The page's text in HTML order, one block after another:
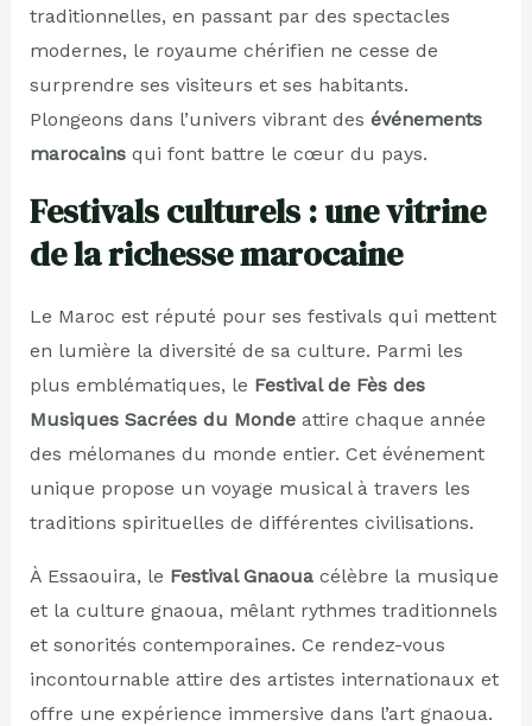
traditionnelles, en passant par des spectacles
modernes, le royaume chérifien ne cesse de
surprendre ses visiteurs et ses habitants.
Plongeons dans l’univers vibrant des événements
marocainsqui font battre le cœur du pays.
Festivals culturels : une vitrine
de la richesse marocaine
Le Maroc est réputé pour ses festivals qui mettent
en lumière la diversité de sa culture. Parmi les
plus emblématiques, le Festival de Fès des
Musiques Sacrées du Mondeattire chaque année
des mélomanes du monde entier. Cet événement
unique propose un voyage musical à travers les
traditions spirituelles de différentes civilisations.
À Essaouira, le Festival Gnaouacélèbre la musique
et la culture gnaoua, mêlant rythmes traditionnels
et sonorités contemporaines. Ce rendez-vous
incontournable attire des artistes internationaux et
offre une expérience immersive dans l’art gnaoua.